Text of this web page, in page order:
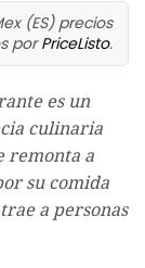
(ES) precios
porPriceListo.
es un
culinaria
remonta a
su comida
a personas